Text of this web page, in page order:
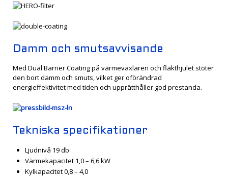
Damm och smutsavvisande
Med Dual Barrier Coating på värmeväxlaren och fläkthjulet stöter
den bort damm och smuts, vilket ger oförändrad
energieffektivitet med tiden och upprätthåller god prestanda.
Tekniska specifikationer
Ljudnivå 19 db
Värmekapacitet 1,0 – 6,6 kW
Kylkapacitet0,8 – 4,0